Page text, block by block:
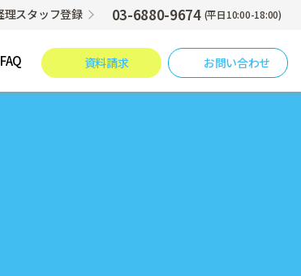
理スタッフ登録 03-6880-9674 (平日10:00-18:00)
資料請求 お問い合わせ